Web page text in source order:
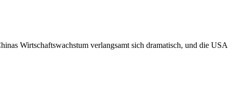
Wirtschaftswachstum verlangsamt sich dramatisch, und die USA